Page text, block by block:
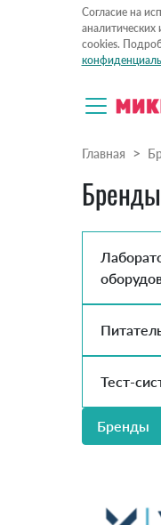
Согласие на
cookies.
Главная
Бренды
Тест-
Бренды